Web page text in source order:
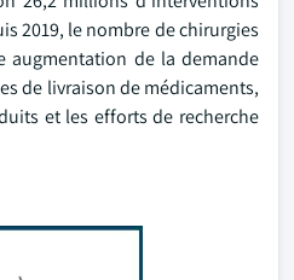
2019, le nombre de chirurgies
augmentation de la demande
de livraison de médicaments,
et les efforts de recherche